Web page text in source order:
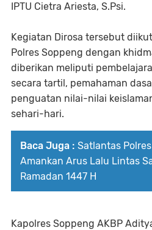
IPTU Cietra Ariesta, S.Psi.
Kegiatan Dirosa tersebut
Polres Soppeng dengan
diberikan meliputi
secara tartil, pemahaman
penguatan nilai-nilai
sehari-hari.
Baca Juga : Satlantas
Amankan Arus Lalu Lintas
Ramadan 1447 H
Kapolres Soppeng AKBP